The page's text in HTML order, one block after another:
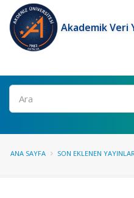
Akademik Veri
Ara
ANA SAYFA SON EKLENEN